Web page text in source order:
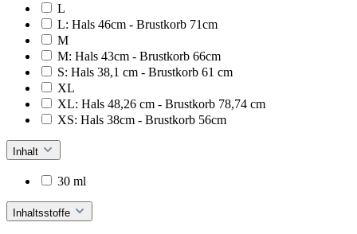
L
L: Hals 46cm - Brustkorb 71cm
M
M: Hals 43cm - Brustkorb 66cm
S: Hals 38,1 cm - Brustkorb 61 cm
XL
XL: Hals 48,26 cm - Brustkorb 78,74 cm
XS: Hals 38cm - Brustkorb 56cm
Inhalt
30 ml
Inhaltsstoffe